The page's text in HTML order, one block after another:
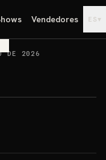
Vendedores ES ▾
DE 2026